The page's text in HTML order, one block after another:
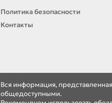
Вся информация,
общедоступными.
Политика безопасности
Контакты